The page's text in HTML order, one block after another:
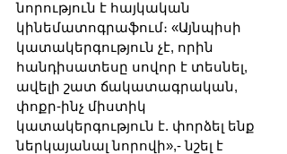
նորություն է հայկական
կինեմատոգրաֆում։ «Այնպիսի
կատակերգություն չէ, որին
հանդիսատեսը սովոր է տեսնել,
ավելի շատ ճակատագրական,
փոքր-ինչ միստիկ
կատակերգություն է. փորձել ենք
ներկայանալ նորովի»,- նշել է